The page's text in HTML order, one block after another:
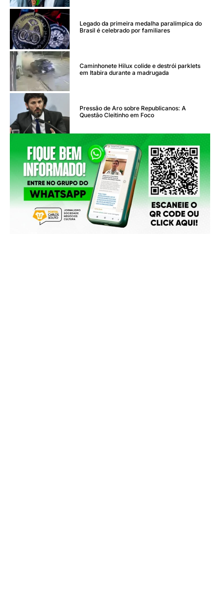
Legado da primeira medalha paralímpica do
Brasil é celebrado por familiares
Caminhonete Hilux colide e destrói parklets
em Itabira durante a madrugada
Pressão de Aro sobre Republicanos: A
Questão Cleitinho em Foco